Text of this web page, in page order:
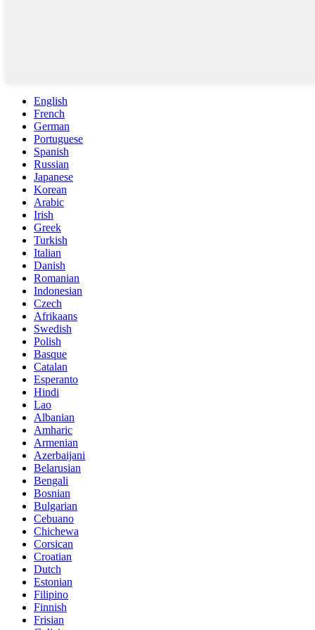
English
French
German
Portuguese
Spanish
Russian
Japanese
Korean
Arabic
Irish
Greek
Turkish
Italian
Danish
Romanian
Indonesian
Czech
Afrikaans
Swedish
Polish
Basque
Catalan
Esperanto
Hindi
Lao
Albanian
Amharic
Armenian
Azerbaijani
Belarusian
Bengali
Bosnian
Bulgarian
Cebuano
Chichewa
Corsican
Croatian
Dutch
Estonian
Filipino
Finnish
Frisian